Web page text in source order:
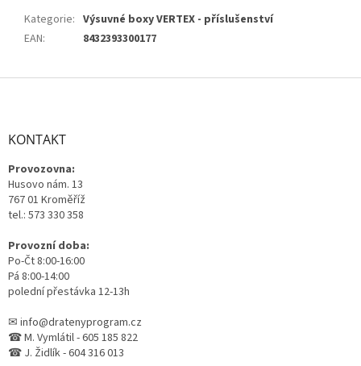
Kategorie: Výsuvné boxy VERTEX - příslušenství
EAN: 8432393300177
Z
KONTAKT
Provozovna:
Husovo nám. 13
767 01 Kroměříž
tel.: 573 330 358
Provozní doba:
Po-Čt 8:00-16:00
Pá 8:00-14:00
polední přestávka 12-13h
✉ info@dratenyprogram.cz
☎ M. Vymlátil - 605 185 822
☎ J. Židlík - 604 316 013